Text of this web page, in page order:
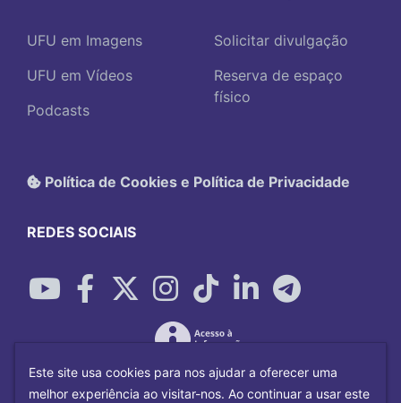
UFU em Imagens
UFU em Vídeos
Podcasts
Solicitar divulgação
Reserva de espaço
físico
Política de Cookies e Política de Privacidade
REDES SOCIAIS
Este site usa cookies para nos ajudar a oferecer uma
melhor experiência ao visitar-nos. Ao continuar a usar este